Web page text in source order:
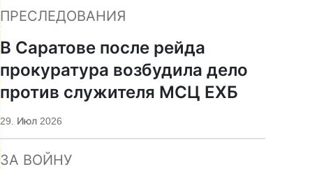
ПРЕСЛЕДОВАНИЯ
В Саратове после рейда
прокуратура возбудила дело
против служителя МСЦ ЕХБ
29. Июл 2026
ЗА ВОЙНУ